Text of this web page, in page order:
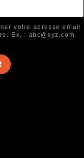
votre adresse email
Ex. : abc@xyz.com